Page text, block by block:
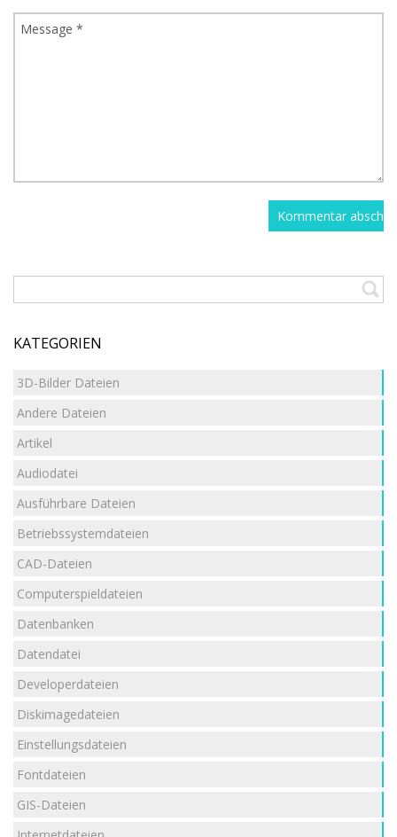
KATEGORIEN
3D-Bilder Dateien
Andere Dateien
Artikel
Audiodatei
Ausführbare Dateien
Betriebssystemdateien
CAD-Dateien
Computerspieldateien
Datenbanken
Datendatei
Developerdateien
Diskimagedateien
Einstellungsdateien
Fontdateien
GIS-Dateien